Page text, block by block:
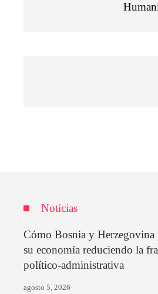
Noticias
Cómo Bosnia y Herzegovina
su economía reduciendo la
político-administrativa
agosto 5, 2026